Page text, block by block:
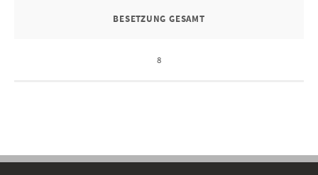
BESETZUNG GESAMT
8